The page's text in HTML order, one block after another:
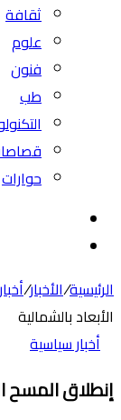
ثقافة
علوم
فنون
طب
حوارات
الرئيسية/الأخبار/
الأبعاد بالشمالية
أخبار سياسية
إنطلاق المسح